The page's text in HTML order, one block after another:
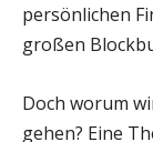
persönlichen
großen
Doch worum
gehen? Eine